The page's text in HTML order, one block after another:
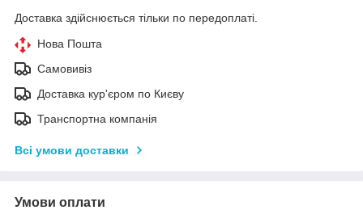
Доставка здійснюється тільки по передоплаті.
Нова Пошта
Самовивіз
Доставка кур'єром по Києву
Транспортна компанія
Всі умови доставки
Умови оплати